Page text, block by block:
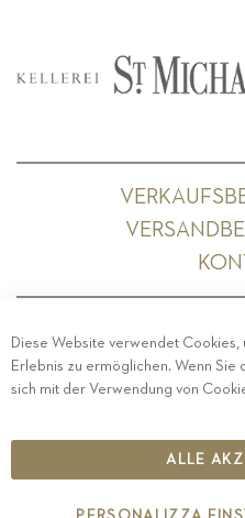
PRIVACY-
Diese Website verwendet Cookies,
Erlebnis zu ermöglichen. Wenn Sie
sich mit der Verwendung von
ALLE